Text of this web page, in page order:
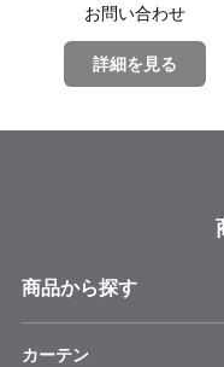
お問い合わせ
詳細を見る
商品から探す
カーテン